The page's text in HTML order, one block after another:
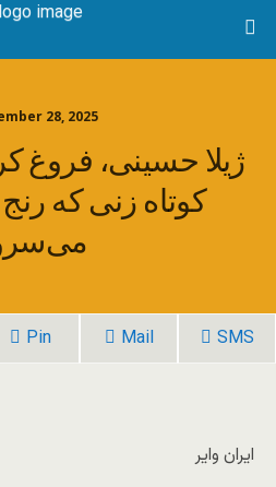
28, 2025
ژیلا حسینی، فروغ
کوتاه زنی که
Pin Mail SMS
ایران وایر